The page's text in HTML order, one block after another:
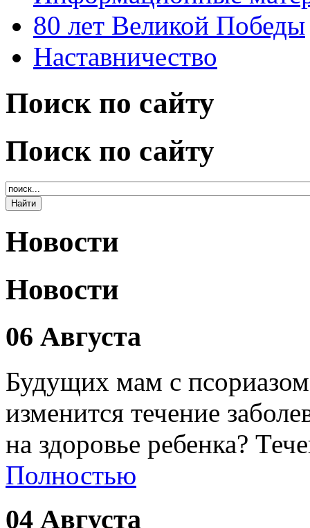
80 лет Великой Победы
Наставничество
Поиск по сайту
Поиск по сайту
Новости
Новости
06 Августа
Будущих мам с
изменится течение
на здоровье ребенка?
Полностью
04 Августа